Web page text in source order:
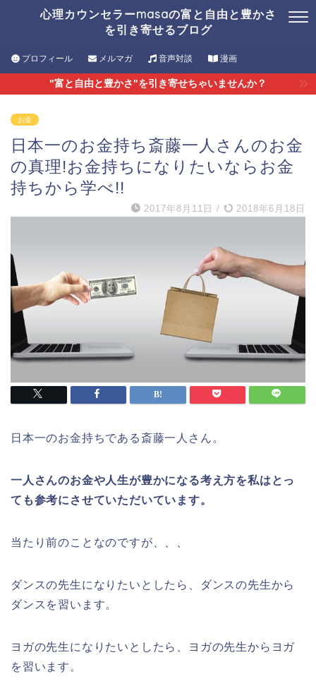
心理カウンセラーmasaの富と自由と豊かさ
を引き寄せるブログ
プロフィール メルマガ 音声対談 漫画
"富と自由と豊かさ"を引き寄せちゃいませんか？
お金
日本一のお金持ち斎藤一人さんのお金
の真理!お金持ちになりたいならお金
持ちから学べ!!
2017年8月11日 / 2018年6月18日
日本一のお金持ちである斎藤一人さん。
一人さんのお金や人生が豊かになる考え方を私はとっ
ても参考にさせていただいています。
当たり前のことなのですが、、、
ダンスの先生になりたいとしたら、ダンスの先生から
ダンスを習います。
ヨガの先生になりたいとしたら、ヨガの先生からヨガ
を習います。